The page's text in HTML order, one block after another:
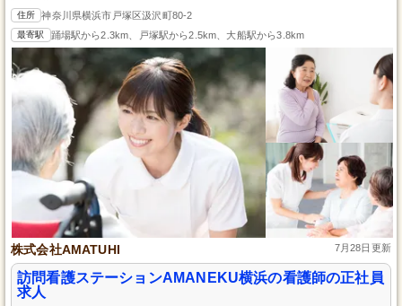
住所 神奈川県横浜市戸塚区汲沢町80-2
最寄駅 踊場駅から2.3km、戸塚駅から2.5km、大船駅から3.8km
株式会社AMATUHI 7月28日更新
訪問看護ステーションAMANEKU横浜の看護師の正社員
求人